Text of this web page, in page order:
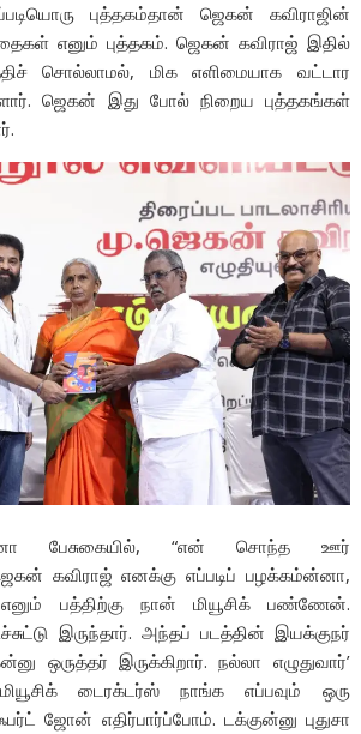
புத்தகம்தான் ஜெகன் கவிராஜின்
எனும் புத்தகம். ஜெகன் கவிராஜ் இதில்
சொல்லாமல், மிக எளிமையாக வட்டார
ஜெகன் இது போல் நிறைய புத்தகங்கள்
பேசுகையில், “என் சொந்த ஊர்
கவிராஜ் எனக்கு எப்படிப் பழக்கம்ன்னா,
எனும் பத்திற்கு நான் மியூசிக் பண்ணேன்.
இருந்தார். அந்தப் படத்தின் இயக்குநர்
ஒருத்தர் இருக்கிறார். நல்லா எழுதுவார்’
டைரக்டர்ஸ் நாங்க எப்பவும் ஒரு
ஜோன் எதிர்பார்ப்போம். டக்குன்னு புதுசா